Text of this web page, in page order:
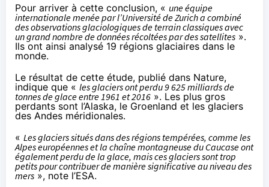
Pour arriver à cette conclusion, « une équipe
internationale menée par l’Université de Zurich a combiné
des observations glaciologiques de terrain classiques avec
un grand nombre de données récoltées par des satellites ».
Ils ont ainsi analysé 19 régions glaciaires dans le
monde.
Le résultat de cette étude, publié dans Nature,
indique que « les glaciers ont perdu 9 625 milliards de
tonnes de glace entre 1961 et 2016 ». Les plus gros
perdants sont l’Alaska, le Groenland et les glaciers
des Andes méridionales.
« Les glaciers situés dans des régions tempérées, comme les
Alpes européennes et la chaîne montagneuse du Caucase ont
également perdu de la glace, mais ces glaciers sont trop
petits pour contribuer de manière significative au niveau des
mers », note l’ESA.